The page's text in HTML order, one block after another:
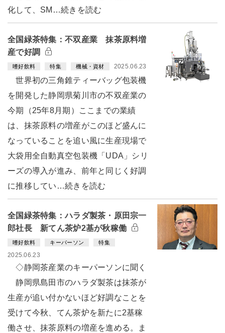
化して、SM…続きを読む
全国緑茶特集：不双産業 抹茶原料増
産で好調
嗜好飲料 特集 機械・資材 2025.06.23
世界初の三角錐ティーバッグ包装機
を開発した静岡県菊川市の不双産業の
今期（25年8月期）ここまでの業績
は、抹茶原料の増産がこのほど盛んに
なっていることを追い風に生産現場で
大袋用全自動真空包装機「UDA」シリ
ーズの導入が進み、前年と同じく好調
に推移してい…続きを読む
全国緑茶特集：ハラダ製茶・原田宗一
郎社長 新てん茶炉2基が秋稼働
嗜好飲料 キーパーソン 特集
2025.06.23
◇静岡茶産業のキーパーソンに聞く
静岡県島田市のハラダ製茶は抹茶が
生産が追い付かないほど好調なことを
受けて今秋、てん茶炉を新たに2基稼
働させ、抹茶原料の増産を進める。ま